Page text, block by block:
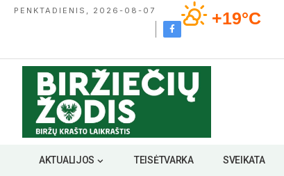
PENKTADIENIS, 2026-08-07 +19°C
AKTUALIJOS TEISĖTVARKA SVEIKATA